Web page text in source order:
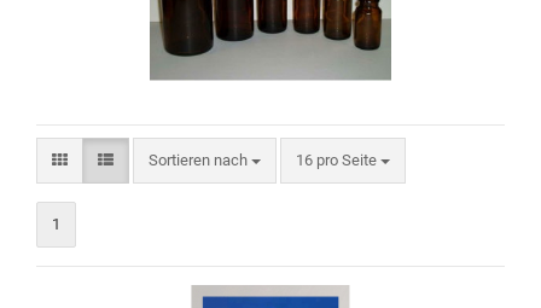
Sortieren nach 16 pro Seite
1